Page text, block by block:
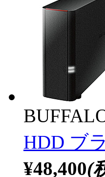
HDD ブ
¥48,400(